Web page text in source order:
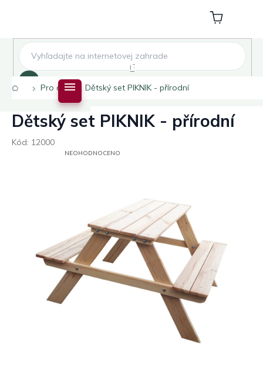
Nákupní
košík
DomůPro děti Dětský set PIKNIK - přírodní
Dětský set PIKNIK - přírodní
Kód: 12000
PRŮMĚRNÉNEOHODNOCENO